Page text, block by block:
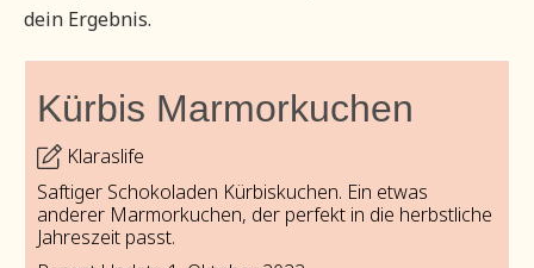
dein Ergebnis.
Kürbis Marmorkuchen
Klaraslife
Saftiger Schokoladen Kürbiskuchen. Ein etwas
anderer Marmorkuchen, der perfekt in die herbstliche
Jahreszeit passt.